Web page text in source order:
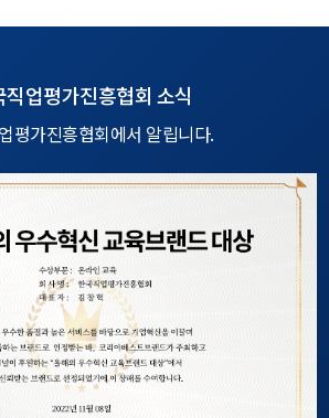
직업평가진흥협회 소식
평가진흥협회에서 알립니다.